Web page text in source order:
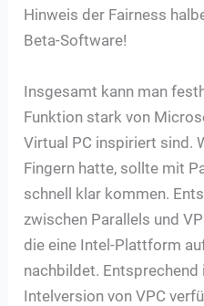
Hinweis der Fairness
Beta-Software!
Insgesamt kann man
Funktion stark von
Virtual PC inspiriert sind.
Fingern hatte, sollte mit
schnell klar kommen.
zwischen Parallels und
die eine Intel-Plattform
nachbildet. Entsprechend
Intelversion von VPC